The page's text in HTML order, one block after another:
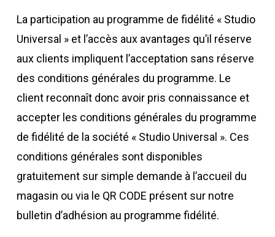
La participation au programme de fidélité « Studio
Universal » et l’accès aux avantages qu’il réserve
aux clients impliquent l’acceptation sans réserve
des conditions générales du programme. Le
client reconnaît donc avoir pris connaissance et
accepter les conditions générales du programme
de fidélité de la société « Studio Universal ». Ces
conditions générales sont disponibles
gratuitement sur simple demande à l’accueil du
magasin ou via le QR CODE présent sur notre
bulletin d’adhésion au programme fidélité.